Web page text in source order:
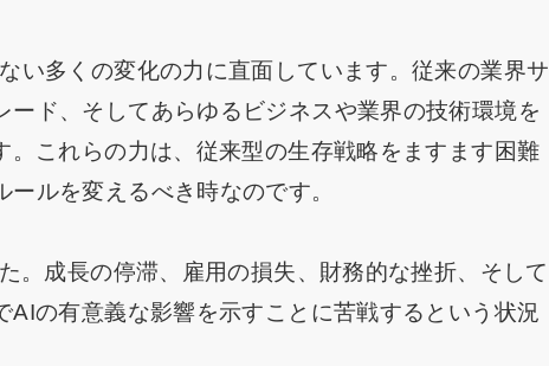
い多くの変化の力に直面しています。従来の業界サ
ド、そしてあらゆるビジネスや業界の技術環境を
これらの力は、従来型の生存戦略をますます困難
ルを変えるべき時なのです。
。成長の停滞、雇用の損失、財務的な挫折、そして
AIの有意義な影響を示すことに苦戦するという状況